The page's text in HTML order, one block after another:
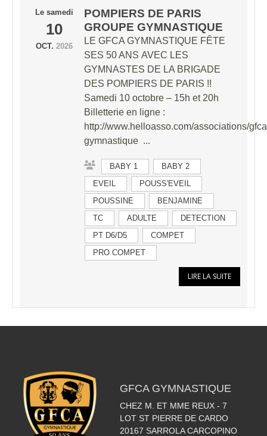
Le samedi
10
OCT. 2026
POMPIERS DE PARIS
GROUPE GYMNASTIQUE
LE GFCA GYMNASTIQUE FÊTE
SES 50 ANS AVEC LES
GYMNASTES DE LA BRIGADE
DES POMPIERS DE PARIS !!
Samedi 10 octobre – 15h et 20h
Billetterie en ligne :
http://www.helloasso.com/associations/
gymnastique ...
BABY 1
BABY 2
EVEIL
POUSS'EVEIL
POUSSINE
BENJAMINE
TC
ADULTE
DETECTION
PT D6/D5
COMPET
PRO COMPET
LIRE LA SUITE
GFCA GYMNASTIQUE
CHEZ M. ET MME REUX - 7
LOT ST PIERRE DE CARDO
20167 SARROLA CARCOPINO